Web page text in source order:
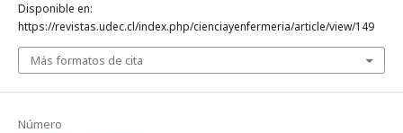
Disponible en:
https://revistas.udec.cl/index.php/cienciayenfermeria/article/view/149
Más formatos de cita
Número